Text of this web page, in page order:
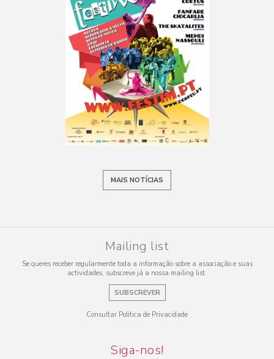
MAIS NOTÍCIAS
Mailing list
Se queres receber regularmente toda a informação sobre a associação e suas
actividades, subscreve já a nossa mailing list.
SUBSCREVER
Consultar Política de Privacidade
Siga-nos!